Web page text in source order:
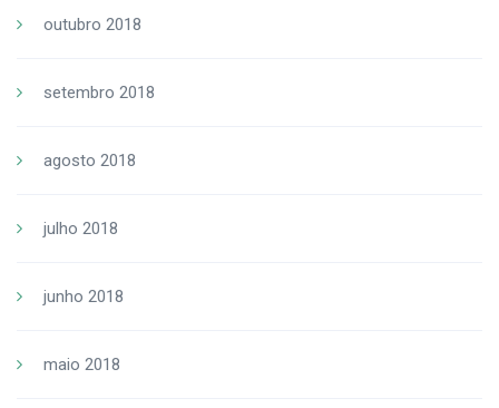
outubro 2018
setembro 2018
agosto 2018
julho 2018
junho 2018
maio 2018